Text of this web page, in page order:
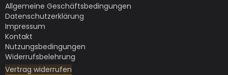
Allgemeine Geschäftsbedingungen
Datenschutzerklärung
Impressum
Kontakt
Nutzungsbedingungen
Widerrufsbelehrung
Vertrag widerrufen